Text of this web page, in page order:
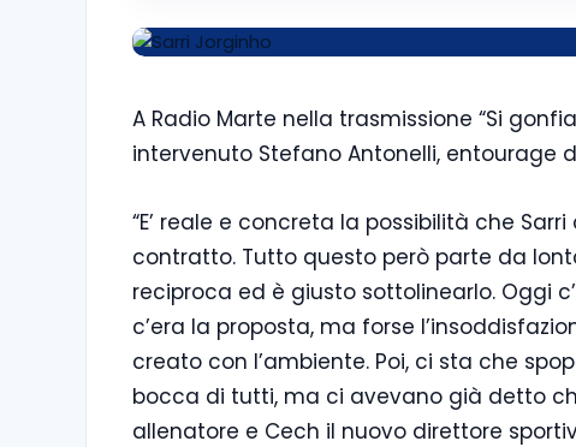
A Radio Marte nella trasmissione “Si
intervenuto Stefano Antonelli, entourage
“E’ reale e concreta la possibilità che
contratto. Tutto questo però parte da
reciproca ed è giusto sottolinearlo. Oggi
c’era la proposta, ma forse
creato con l’ambiente. Poi, ci sta che
bocca di tutti, ma ci avevano già detto
allenatore e Cech il nuovo direttore